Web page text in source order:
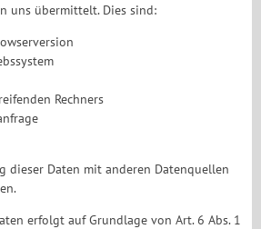
uns übermittelt. Dies sind:
Rechners
dieser Daten mit anderen Datenquellen
erfolgt auf Grundlage von Art. 6 Abs. 1